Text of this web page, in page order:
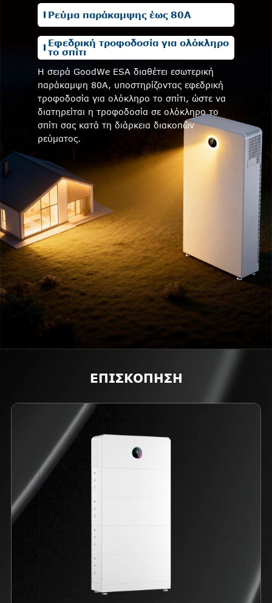
Ρεύμα παράκαμψης έως 80A
Εφεδρική τροφοδοσία για ολόκληρο
το σπίτι
Η σειρά GoodWe ESA διαθέτει εσωτερική
παράκαμψη 80A, υποστηρίζοντας εφεδρική
τροφοδοσία για ολόκληρο το σπίτι, ώστε να
διατηρείται η τροφοδοσία σε ολόκληρο το
σπίτι σας κατά τη διάρκεια διακοπών
ρεύματος.
ΕΠΙΣΚΟΠΗΣΗ